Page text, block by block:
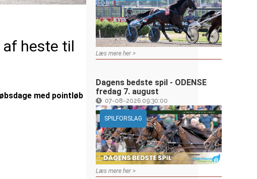
af heste til
med pointløb
Læs mere her >
Dagens bedste spil - ODENSE
fredag 7. august
07-08-2026 09:30:00
SPILFORSLAG
Læs mere her >